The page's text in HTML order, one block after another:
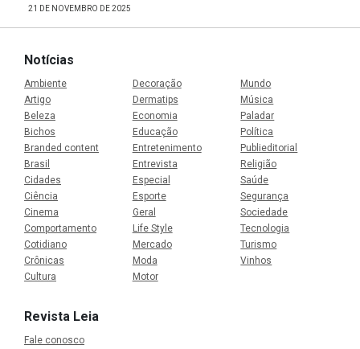
21 DE NOVEMBRO DE 2025
Notícias
Ambiente
Artigo
Beleza
Bichos
Branded content
Brasil
Cidades
Ciência
Cinema
Comportamento
Cotidiano
Crônicas
Cultura
Decoração
Dermatips
Economia
Educação
Entretenimento
Entrevista
Especial
Esporte
Geral
Life Style
Mercado
Moda
Motor
Mundo
Música
Paladar
Política
Publieditorial
Religião
Saúde
Segurança
Sociedade
Tecnologia
Turismo
Vinhos
Revista Leia
Fale conosco